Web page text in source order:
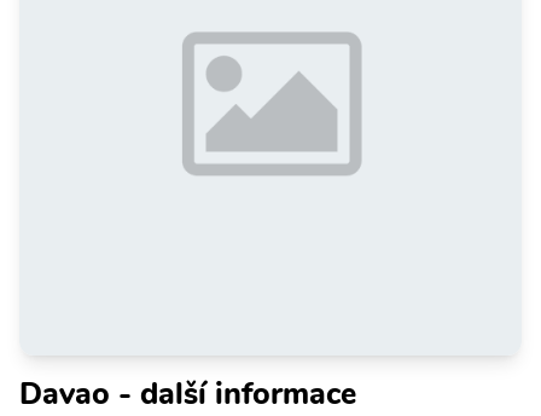
Davao - další informace